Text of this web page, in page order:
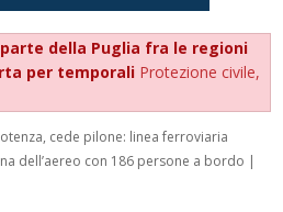
della Puglia fra le regioni
per temporali Protezione civile,
cede pilone: linea ferroviaria
dell’aereo con 186 persone a bordo |